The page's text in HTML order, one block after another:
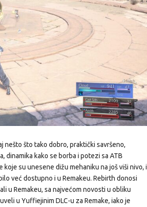
nešto što tako dobro, praktički savršeno,
dinamika kako se borba i potezi sa ATB
su unesene dižu mehaniku na još viši nivo, i
već dostupno i u Remakeu. Rebirth donosi
u Remakeu, sa najvećom novosti u obliku
u Yuffiejinim DLC-u za Remake, iako je